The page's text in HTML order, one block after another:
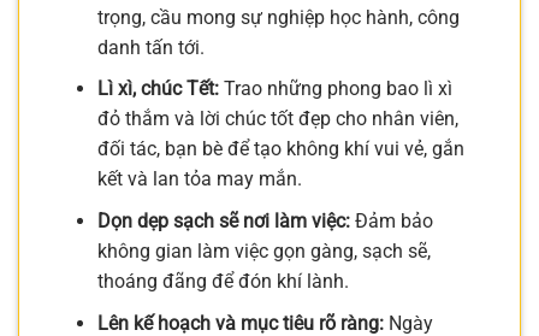
trọng, cầu mong sự nghiệp học hành, công
danh tấn tới.
Lì xì, chúc Tết:Trao những phong bao lì xì
đỏ thắm và lời chúc tốt đẹp cho nhân viên,
đối tác, bạn bè để tạo không khí vui vẻ, gắn
kết và lan tỏa may mắn.
Dọn dẹp sạch sẽ nơi làm việc:Đảm bảo
không gian làm việc gọn gàng, sạch sẽ,
thoáng đãng để đón khí lành.
Lên kế hoạch và mục tiêu rõ ràng:Ngày